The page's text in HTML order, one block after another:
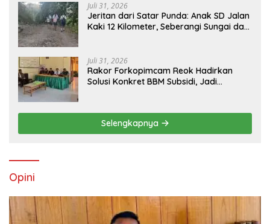
Juli 31, 2026
Jeritan dari Satar Punda: Anak SD Jalan
Kaki 12 Kilometer, Seberangi Sungai dan
Juli 31, 2026
Rakor Forkopimcam Reok Hadirkan
Solusi Konkret BBM Subsidi, Jadi
Selengkapnya
Opini